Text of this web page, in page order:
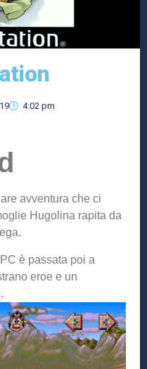
4:02 pm
avventura che ci
Hugolina rapita da
è passata poi a
eroe e un